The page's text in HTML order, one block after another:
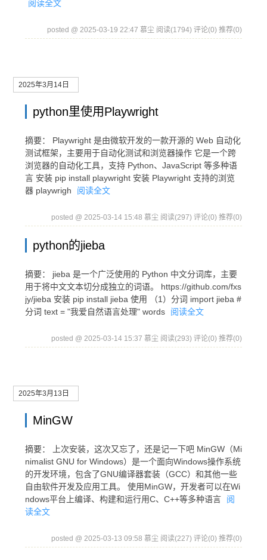
阅读全文
posted @ 2025-03-19 22:47 慕尘 阅读(1794) 评论(0) 推荐(0)
2025年3月14日
python里使用Playwright
摘要： Playwright 是由微软开发的一款开源的 Web 自动化
测试框架，主要用于自动化测试和浏览器操作 它是一个跨
浏览器的自动化工具，支持 Python、JavaScript 等多种语
言 安装 pip install playwright 安装 Playwright 支持的浏览
器 playwrigh
阅读全文
posted @ 2025-03-14 15:48 慕尘 阅读(297) 评论(0) 推荐(0)
python的jieba
摘要： jieba 是一个广泛使用的 Python 中文分词库，主要
用于将中文文本切分成独立的词语。 https://github.com/fxs
jy/jieba 安装 pip install jieba 使用 （1）分词 import jieba #
分词 text = "我爱自然语言处理" words
阅读全文
posted @ 2025-03-14 15:37 慕尘 阅读(293) 评论(0) 推荐(0)
2025年3月13日
MinGW
摘要： 上次安装，这次又忘了，还是记一下吧 MinGW（Mi
nimalist GNU for Windows）是一个面向Windows操作系统
的开发环境，包含了GNU编译器套装（GCC）和其他一些
自由软件开发及应用工具。 使用MinGW，开发者可以在Wi
ndows平台上编译、构建和运行用C、C++等多种语言
阅
读全文
posted @ 2025-03-13 09:58 慕尘 阅读(227) 评论(0) 推荐(0)